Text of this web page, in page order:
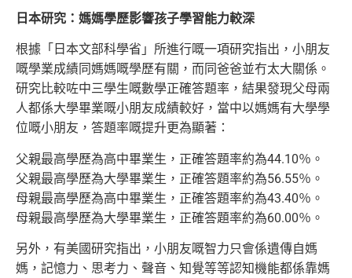
日本研究：媽媽學歷影響孩子學習能力較深
根據「日本文部科學省」所進行嘅一項研究指出，小朋友
嘅學業成績同媽媽嘅學歷有關，而同爸爸並冇太大關係。
研究比較咗中三學生嘅數學正確答題率，結果發現父母兩
人都係大學畢業嘅小朋友成績較好，當中以媽媽有大學學
位嘅小朋友，答題率嘅提升更為顯著：
父親最高學歷為高中畢業生，正確答題率約為44.10％。
父親最高學歷為大學畢業生，正確答題率約為56.55％。
母親最高學歷為高中畢業生，正確答題率約為43.40％。
母親最高學歷為大學畢業生，正確答題率約為60.00％。
另外，有美國研究指出，小朋友嘅智力只會係遺傳自媽
媽，記憶力、思考力、聲音、知覺等等認知機能都係靠媽